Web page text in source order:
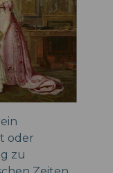
oder
zu